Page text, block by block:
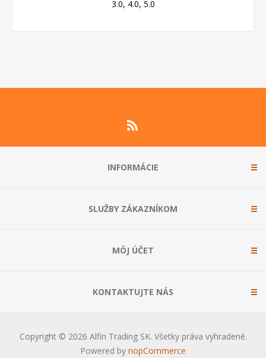
3.0, 4.0, 5.0
INFORMÁCIE
SLUŽBY ZÁKAZNÍKOM
MÔJ ÚČET
KONTAKTUJTE NÁS
Copyright © 2026 Alfin Trading SK. Všetky práva vyhradené.
Powered by nopCommerce